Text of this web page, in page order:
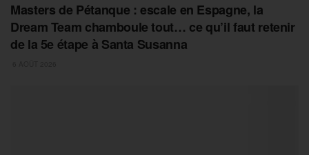
Masters de Pétanque : escale en Espagne, la
Dream Team chamboule tout… ce qu’il faut retenir
de la 5e étape à Santa Susanna